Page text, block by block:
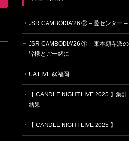
JSR CAMBODIA’26 ② – 愛センター –
JSR CAMBODIA’26 ① – 東本願寺派の
皆様とご一緒に
UA LIVE @福岡
【 CANDLE NIGHT LIVE 2025 】集計
結果
【 CANDLE NIGHT LIVE 2025 】